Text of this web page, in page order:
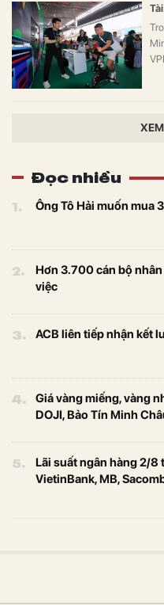
Đọc nhiều
1. Ông Tô Hải muốn mua
2.
Hơn 3.700 cán bộ
việc
3. ACB liên tiếp nhận kết
4.
Giá vàng miếng, vàng
DOJI, Bảo Tín Minh
5.
Lãi suất ngân hàng 2/8
VietinBank, MB,